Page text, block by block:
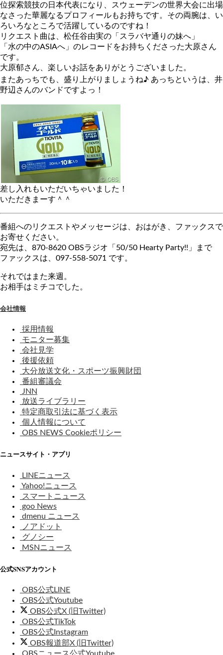
位探索競技の日本代表になり、スウェーデンの世界大会に出場
なさった華麗なるプロフィールもお持ちです。その両腕は、い
ろいろなところで活躍しているのですね！
リクエスト曲は、松任谷由実の「スラバヤ通りの妹へ」
「水の中のASIAへ」のレコードをお持ちくださった大原さん
です。
大原郁さん、楽しいお話をありがとうございました。
またあっちでも、盛り上がりましょうね♪ あっちというは、井
野辺さんのバンドですよっ！
差し入れもいただいちゃいました！
いただきまーす＾＾
番組へのリクエストやメッセージは、おはがき、ファックスで
お寄せください。
宛先は、870-8620 OBSラジオ「50/50 Hearty Party!!」まで
ファックスは、097-558-5071 です。
それではまた来週。
お相手はミチコでした。
会社情報
採用情報
モニター募集
会社見学
後援依頼
大分放送文化・スポーツ振興財団
番組審議会
JNN
放送ライブラリー
特定商取引法に基づく表示
個人情報について
OBS NEWS Cookieポリシー
ニュースサイト・アプリ
LINEニュース
Yahoo!ニュース
スマートニュース
goo News
dmenu ニュース
ノアドット
グノシー
MSNニュース
公式SNSアカウント
OBS公式LINE
OBS公式Youtube
OBS公式X (旧Twitter)
OBS公式TikTok
OBS公式Instagram
OBS報道部X (旧Twitter)